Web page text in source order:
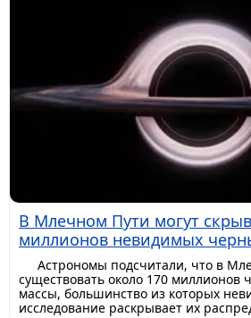
В Млечном Пути могут
миллионов невидимых
Астрономы подсчитали, что в
существовать около 170 миллионов
массы, большинство из которых
исследование раскрывает их